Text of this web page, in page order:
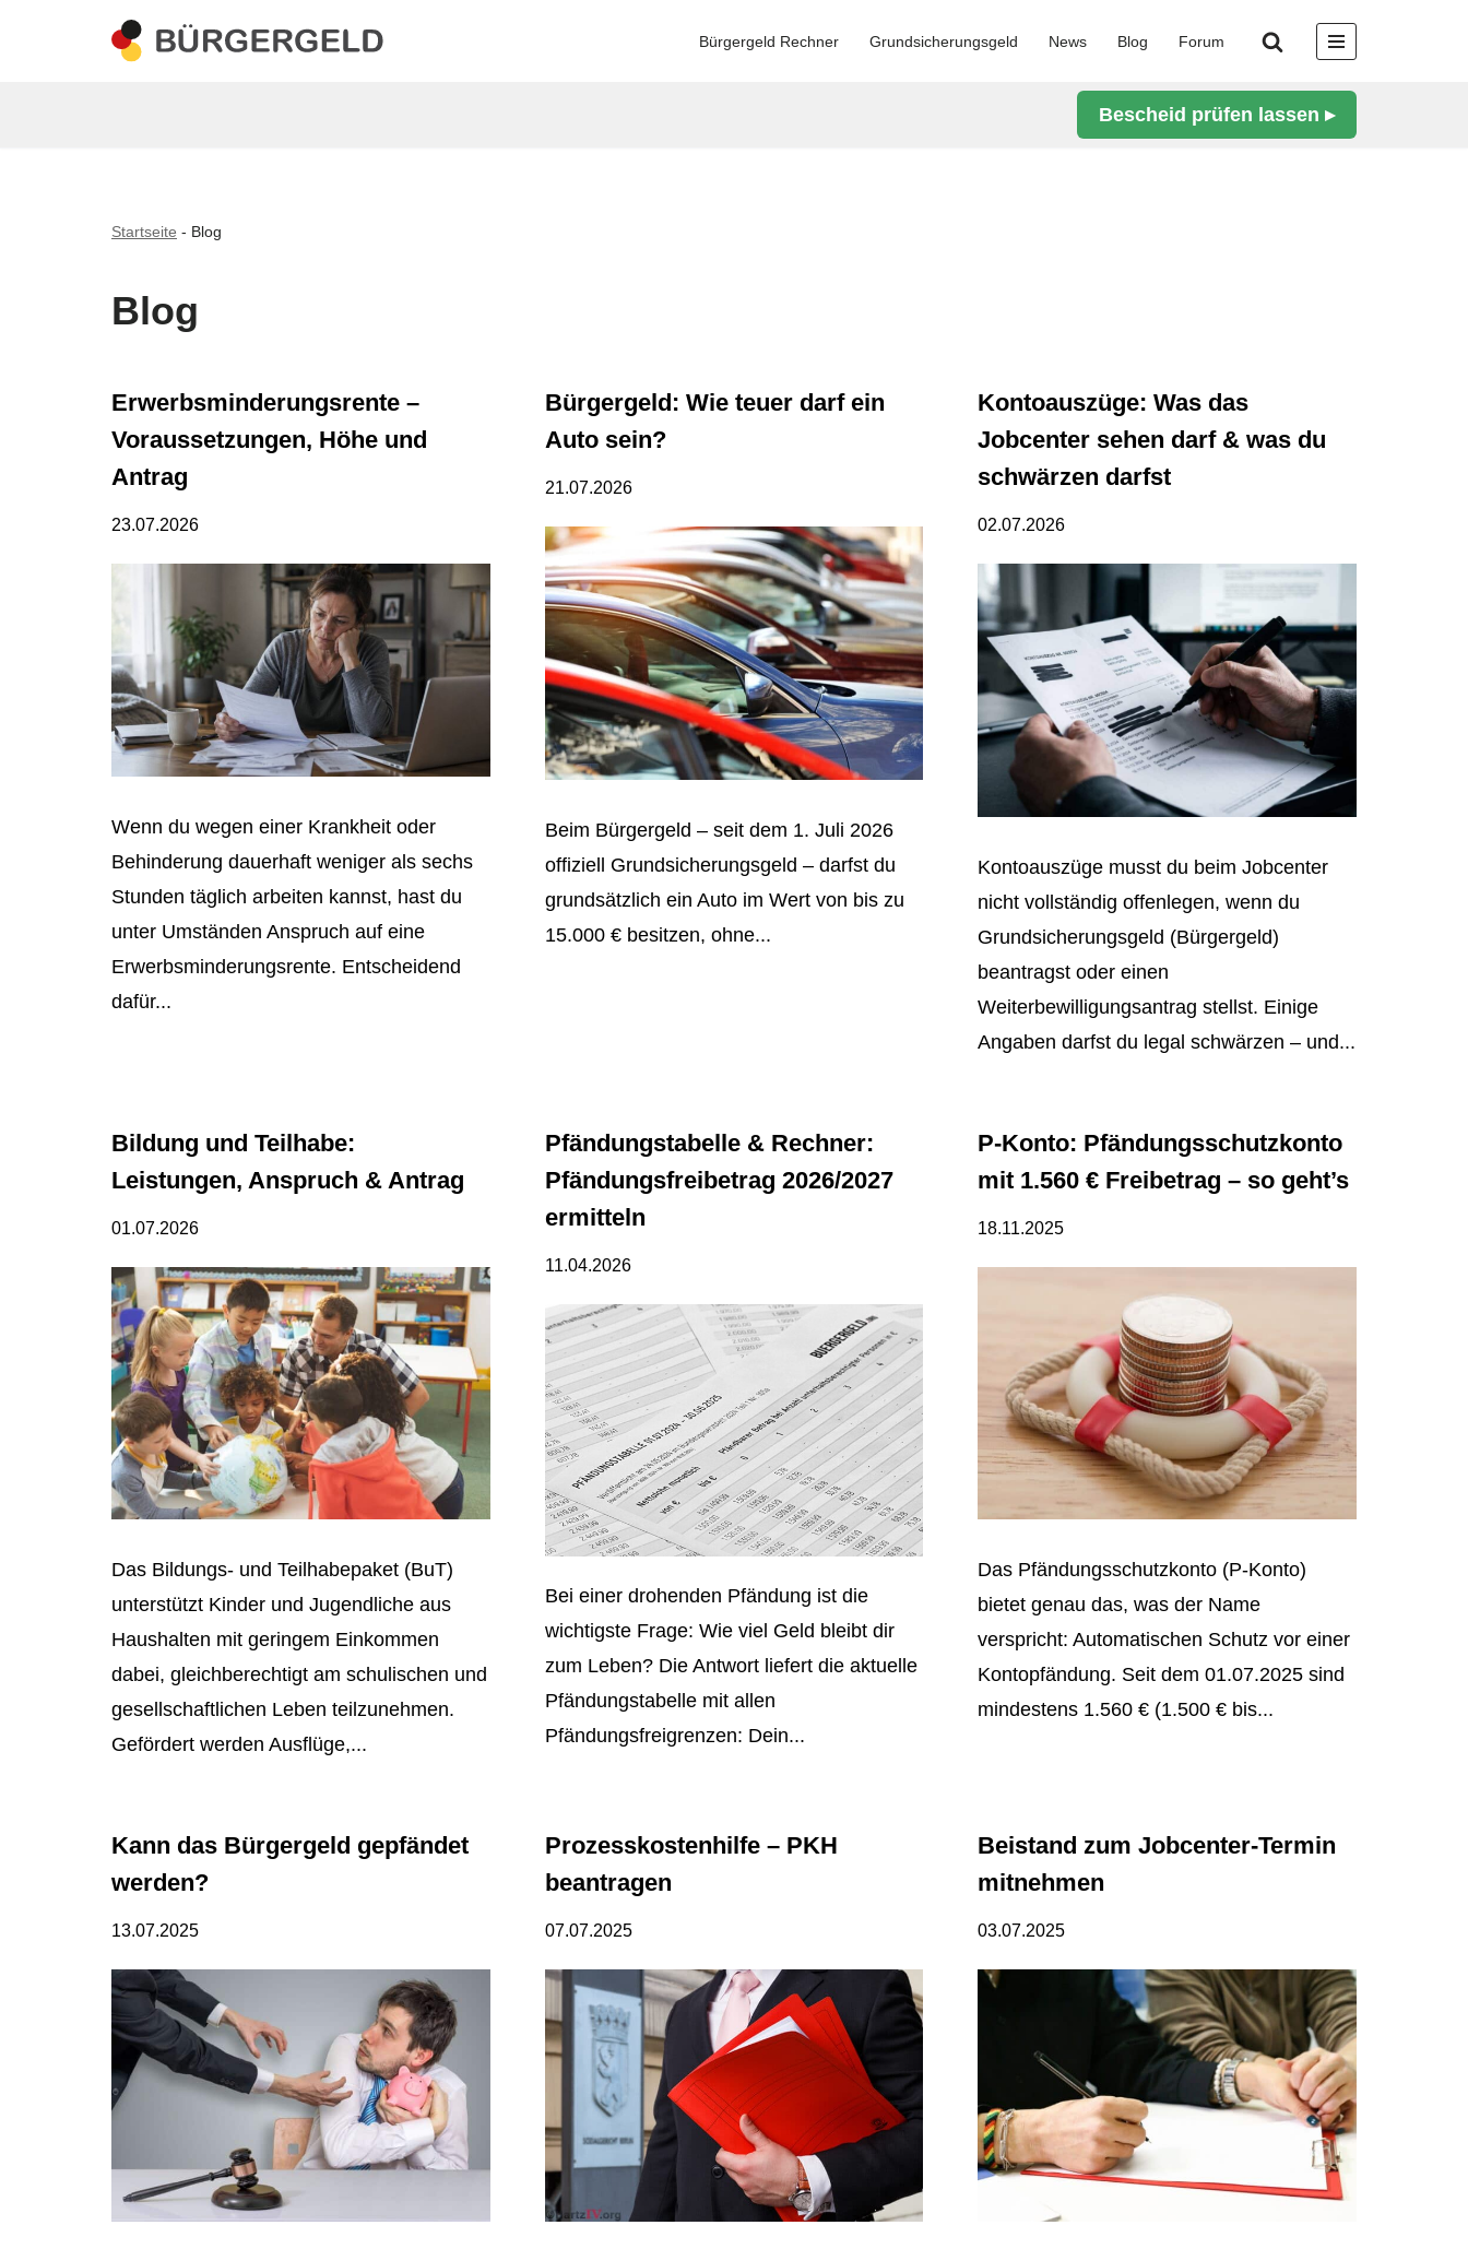
Bürgergeld Rechner Grundsicherungsgeld News Blog Forum
Bescheid prüfen lassen ▸
Startseite - Blog
Blog
Erwerbsminderungsrente –
Voraussetzungen, Höhe und
Antrag
23.07.2026
Wenn du wegen einer Krankheit oder
Behinderung dauerhaft weniger als sechs
Stunden täglich arbeiten kannst, hast du
unter Umständen Anspruch auf eine
Erwerbsminderungsrente. Entscheidend
dafür...
Bürgergeld: Wie teuer darf ein
Auto sein?
21.07.2026
Beim Bürgergeld – seit dem 1. Juli 2026
offiziell Grundsicherungsgeld – darfst du
grundsätzlich ein Auto im Wert von bis zu
15.000 € besitzen, ohne...
Kontoauszüge: Was das
Jobcenter sehen darf & was du
schwärzen darfst
02.07.2026
Kontoauszüge musst du beim Jobcenter
nicht vollständig offenlegen, wenn du
Grundsicherungsgeld (Bürgergeld)
beantragst oder einen
Weiterbewilligungsantrag stellst. Einige
Angaben darfst du legal schwärzen – und...
Bildung und Teilhabe:
Leistungen, Anspruch & Antrag
01.07.2026
Das Bildungs- und Teilhabepaket (BuT)
unterstützt Kinder und Jugendliche aus
Haushalten mit geringem Einkommen
dabei, gleichberechtigt am schulischen und
gesellschaftlichen Leben teilzunehmen.
Gefördert werden Ausflüge,...
Pfändungstabelle & Rechner:
Pfändungsfreibetrag 2026/2027
ermitteln
11.04.2026
Bei einer drohenden Pfändung ist die
wichtigste Frage: Wie viel Geld bleibt dir
zum Leben? Die Antwort liefert die aktuelle
Pfändungstabelle mit allen
Pfändungsfreigrenzen: Dein...
P-Konto: Pfändungsschutzkonto
mit 1.560 € Freibetrag – so geht’s
18.11.2025
Das Pfändungsschutzkonto (P-Konto)
bietet genau das, was der Name
verspricht: Automatischen Schutz vor einer
Kontopfändung. Seit dem 01.07.2025 sind
mindestens 1.560 € (1.500 € bis...
Kann das Bürgergeld gepfändet
werden?
13.07.2025
Prozesskostenhilfe – PKH
beantragen
07.07.2025
Beistand zum Jobcenter-Termin
mitnehmen
03.07.2025